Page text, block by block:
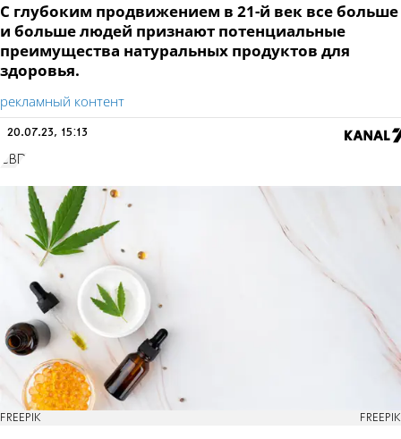
С глубоким продвижением в 21-й век все больше
и больше людей признают потенциальные
преимущества натуральных продуктов для
здоровья.
рекламный контент
20.07.23, 15:13
CBD
FREEPIK FREEPIK